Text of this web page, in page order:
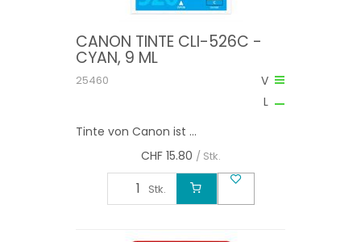
CANON TINTE CLI-526C -
CYAN, 9 ML
V
L
25460
Tinte von Canon ist ...
CHF 15.80 / Stk.
Stk.